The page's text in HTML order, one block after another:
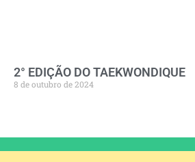
2° EDIÇÃO DO TAEKWONDIQUE
8 de outubro de 2024